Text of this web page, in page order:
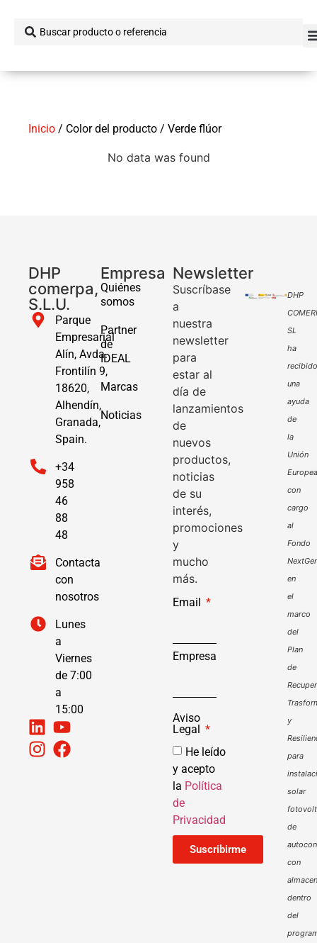
Inicio / Color del producto / Verde flúor
No data was found
DHP
comerpa,
S.L.U.
Parque
Empresarial
Alín, Avda.
Frontilín 9,
18620,
Alhendín,
Granada,
Spain.
+34
958
46
88
48
Contacta
con
nosotros
Lunes
a
Viernes
de 7:00
a
15:00
Empresa
Quiénes
somos
Partner
de
IDEAL
Marcas
Noticias
Newsletter
Suscríbase
a
nuestra
newsletter
para
estar al
día de
lanzamientos
de
nuevos
productos,
noticias
de su
interés,
promociones
y
mucho
más.
Email
Empresa
Aviso
Legal
He leído
y acepto
la Política
de
Privacidad
Suscribirme
DHP
SL
ha
recibido
una
ayuda
de
la
Unión
Europea
con
cargo
al
Fondo
en
el
marco
del
Plan
de
y
para
solar
de
con
dentro
del